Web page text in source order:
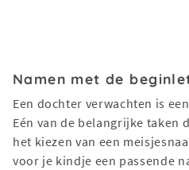
Namen met de
Een dochter verwachten is
Eén van de belangrijke taken
het kiezen van een
voor je kindje een passende